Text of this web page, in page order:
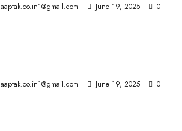
aaptak.co.in1@gmail.com June 19, 2025 0
aaptak.co.in1@gmail.com June 19, 2025 0